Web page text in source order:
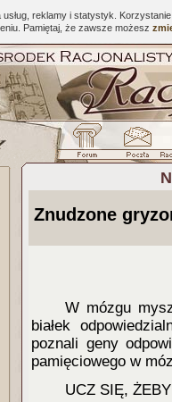
reklamy i statystyk.
Pamiętaj, że zawsze możesz
Znudzone
W mózgu
białek
poznali geny
pamięciowego w
UCZ SIĘ,